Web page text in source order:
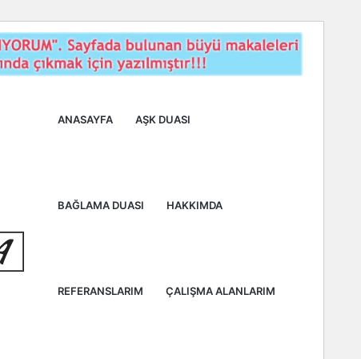
ANASAYFA AŞK DUASI
BAĞLAMA DUASI HAKKIMDA
REFERANSLARIM ÇALIŞMA ALANLARIM